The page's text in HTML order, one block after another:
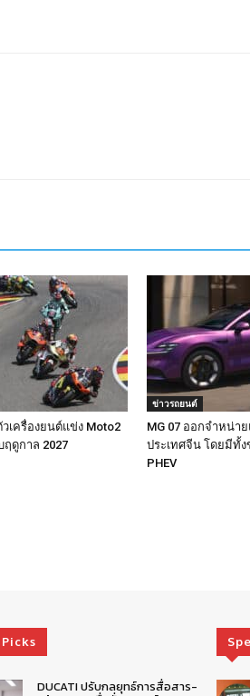
วเครื่องยนต์แข่ง Moto2
ดูกาล 2027
ข่าวรถยนต์
MG 07 ออกจำหน่า
ประเทศจีน โดยมีทั้ง
PHEV
DUCATI ปรับกลยุทธ์การสื่อสาร-